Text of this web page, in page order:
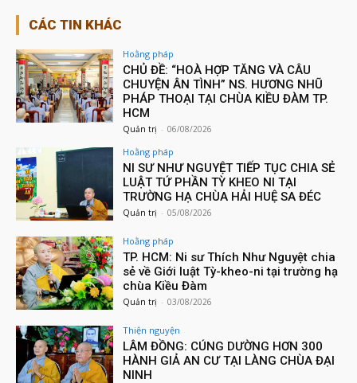
CÁC TIN KHÁC
Hoằng pháp
CHỦ ĐỀ: “HOÀ HỢP TĂNG VÀ CÂU
CHUYỆN ÂN TÌNH” NS. HƯƠNG NHŨ
PHÁP THOẠI TẠI CHÙA KIỀU ĐÀM TP.
HCM
Quản trị - 06/08/2026
Hoằng pháp
NI SƯ NHƯ NGUYỆT TIẾP TỤC CHIA SẺ
LUẬT TỨ PHẦN TỲ KHEO NI TẠI
TRƯỜNG HẠ CHÙA HẢI HUỆ SA ĐÉC
Quản trị - 05/08/2026
Hoằng pháp
TP. HCM: Ni sư Thích Như Nguyệt chia
sẻ về Giới luật Tỳ-kheo-ni tại trường hạ
chùa Kiều Đàm
Quản trị - 03/08/2026
Thiện nguyện
LÂM ĐỒNG: CÚNG DƯỜNG HƠN 300
HÀNH GIẢ AN CƯ TẠI LÀNG CHÙA ĐẠI
NINH